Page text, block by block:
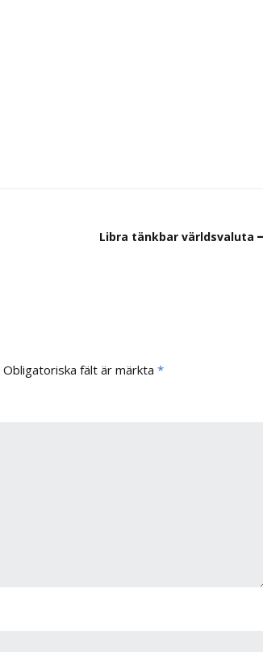
Libra tänkbar världsvaluta
Obligatoriska fält är märkta *